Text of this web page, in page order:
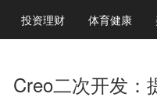
投资理财 体育健康
Creo二次开发：